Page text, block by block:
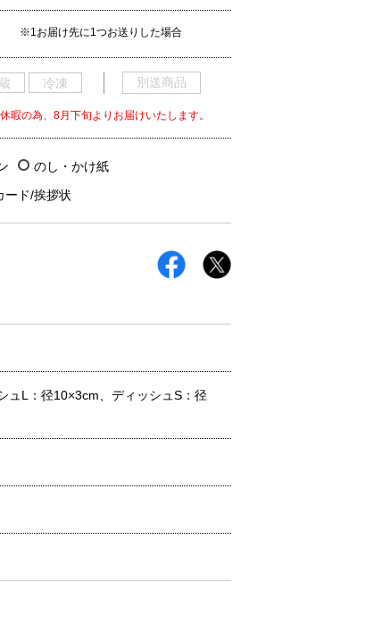
※1お届け先に1つお送りした場合
冷凍 別送商品
暇の為、8月下旬よりお届けいたします。
のし・かけ紙
ード/挨拶状
ュL：径10×3cm、ディッシュS：径